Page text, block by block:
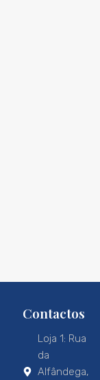
Contactos
Loja 1: Rua
da
Alfândega,